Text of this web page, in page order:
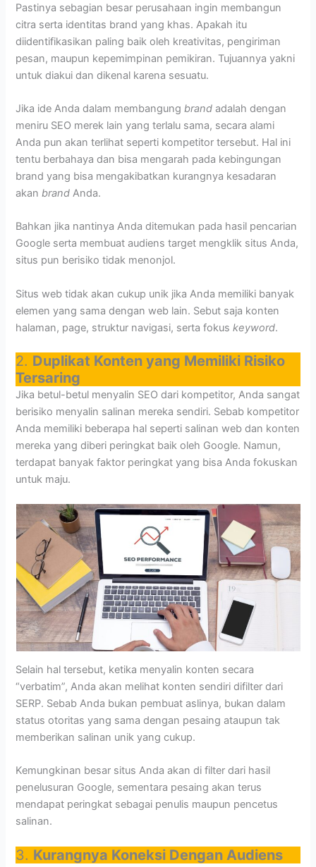
Pastinya sebagian besar perusahaan ingin membangun
citra serta identitas brand yang khas. Apakah itu
diidentifikasikan paling baik oleh kreativitas, pengiriman
pesan, maupun kepemimpinan pemikiran. Tujuannya yakni
untuk diakui dan dikenal karena sesuatu.
Jika ide Anda dalam membangungbrand adalah dengan
meniru SEO merek lain yang terlalu sama, secara alami
Anda pun akan terlihat seperti kompetitor tersebut. Hal ini
tentu berbahaya dan bisa mengarah pada kebingungan
brand yang bisa mengakibatkan kurangnya kesadaran
akanbrand Anda.
Bahkan jika nantinya Anda ditemukan pada hasil pencarian
Google serta membuat audiens target mengklik situs Anda,
situs pun berisiko tidak menonjol.
Situs web tidak akan cukup unik jika Anda memiliki banyak
elemen yang sama dengan web lain. Sebut saja konten
halaman, page, struktur navigasi, serta fokuskeyword.
2. Duplikat Konten yang Memiliki Risiko
Tersaring
Jika betul-betul menyalin SEO dari kompetitor, Anda sangat
berisiko menyalin salinan mereka sendiri. Sebab kompetitor
Anda memiliki beberapa hal seperti salinan web dan konten
mereka yang diberi peringkat baik oleh Google. Namun,
terdapat banyak faktor peringkat yang bisa Anda fokuskan
untuk maju.
Selain hal tersebut, ketika menyalin konten secara
“verbatim”, Anda akan melihat konten sendiri difilter dari
SERP. Sebab Anda bukan pembuat aslinya, bukan dalam
status otoritas yang sama dengan pesaing ataupun tak
memberikan salinan unik yang cukup.
Kemungkinan besar situs Anda akan di filter dari hasil
penelusuran Google, sementara pesaing akan terus
mendapat peringkat sebagai penulis maupun pencetus
salinan.
3. Kurangnya Koneksi Dengan Audiens